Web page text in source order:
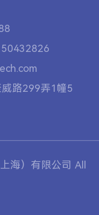
路299弄1幢5
海）有限公司 All